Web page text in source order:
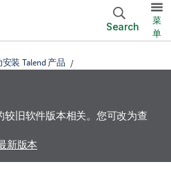
Search
菜
单
装 Talend 产品
旧软件版本相关。您可改为查
新版本